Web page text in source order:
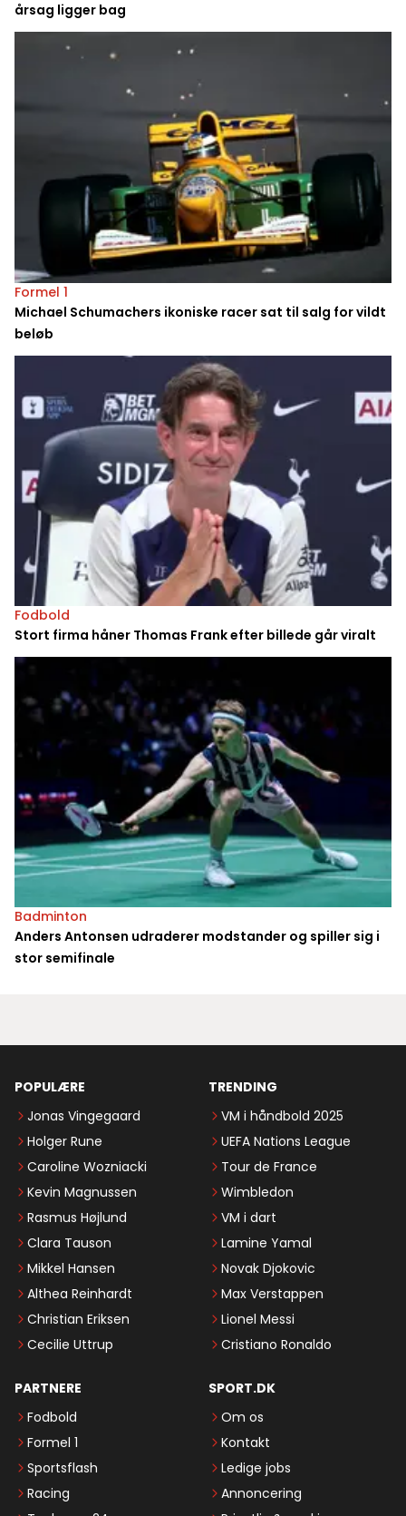
årsag ligger bag
Formel 1
Michael Schumachers ikoniske racer sat til salg for vildt
beløb
Fodbold
Stort firma håner Thomas Frank efter billede går viralt
Badminton
Anders Antonsen udraderer modstander og spiller sig i
stor semifinale
POPULÆRE
Jonas Vingegaard
Holger Rune
Caroline Wozniacki
Kevin Magnussen
Rasmus Højlund
Clara Tauson
Mikkel Hansen
Althea Reinhardt
Christian Eriksen
Cecilie Uttrup
TRENDING
VM i håndbold 2025
UEFA Nations League
Tour de France
Wimbledon
VM i dart
Lamine Yamal
Novak Djokovic
Max Verstappen
Lionel Messi
Cristiano Ronaldo
PARTNERE
Fodbold
Formel 1
Sportsflash
Racing
SPORT.DK
Om os
Kontakt
Ledige jobs
Annoncering